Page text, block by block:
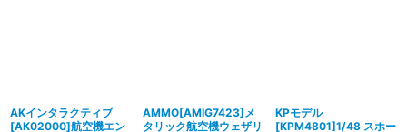
AKインタラクティブ
[AK02000]航空機エン
AMMO[AMIG7423]メ
タリック航空機ウェザリ
KPモデル
[KPM4801]1/48 スホー